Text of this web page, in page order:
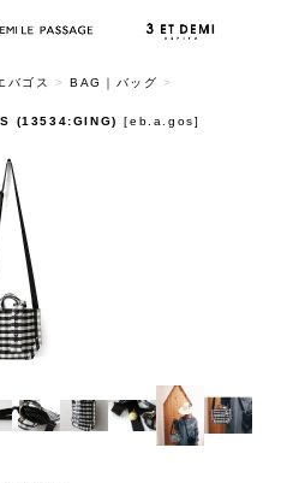
ゴス > BAG｜バッグ >
(13534:GING) [eb.a.gos]